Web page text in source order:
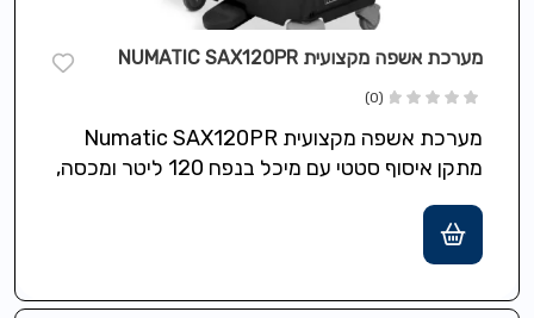
מערכת אשפה מקצועית NUMATIC SAX120PR
(0)
מערכת אשפה מקצועית Numatic SAX120PR
מתקן איסוף סטטי עם מיכל בנפח 120 ליטר ומכסה,